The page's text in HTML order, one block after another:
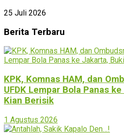
25 Juli 2026
Berita Terbaru
KPK, Komnas HAM, dan
UFDK Lempar Bola Panas
Kian Berisik
1 Agustus 2026